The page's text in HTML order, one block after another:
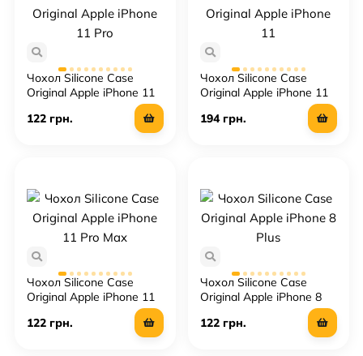
Чохол Silicone Case
Original Apple iPhone 11
122 грн.
Чохол Silicone Case
Original Apple iPhone 11
194 грн.
Чохол Silicone Case
Original Apple iPhone 11
122 грн.
Чохол Silicone Case
Original Apple iPhone 8
122 грн.